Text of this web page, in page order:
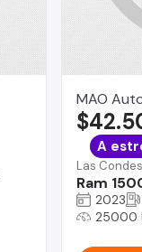
MAO
Las Condes
Ram
A
2023
25000